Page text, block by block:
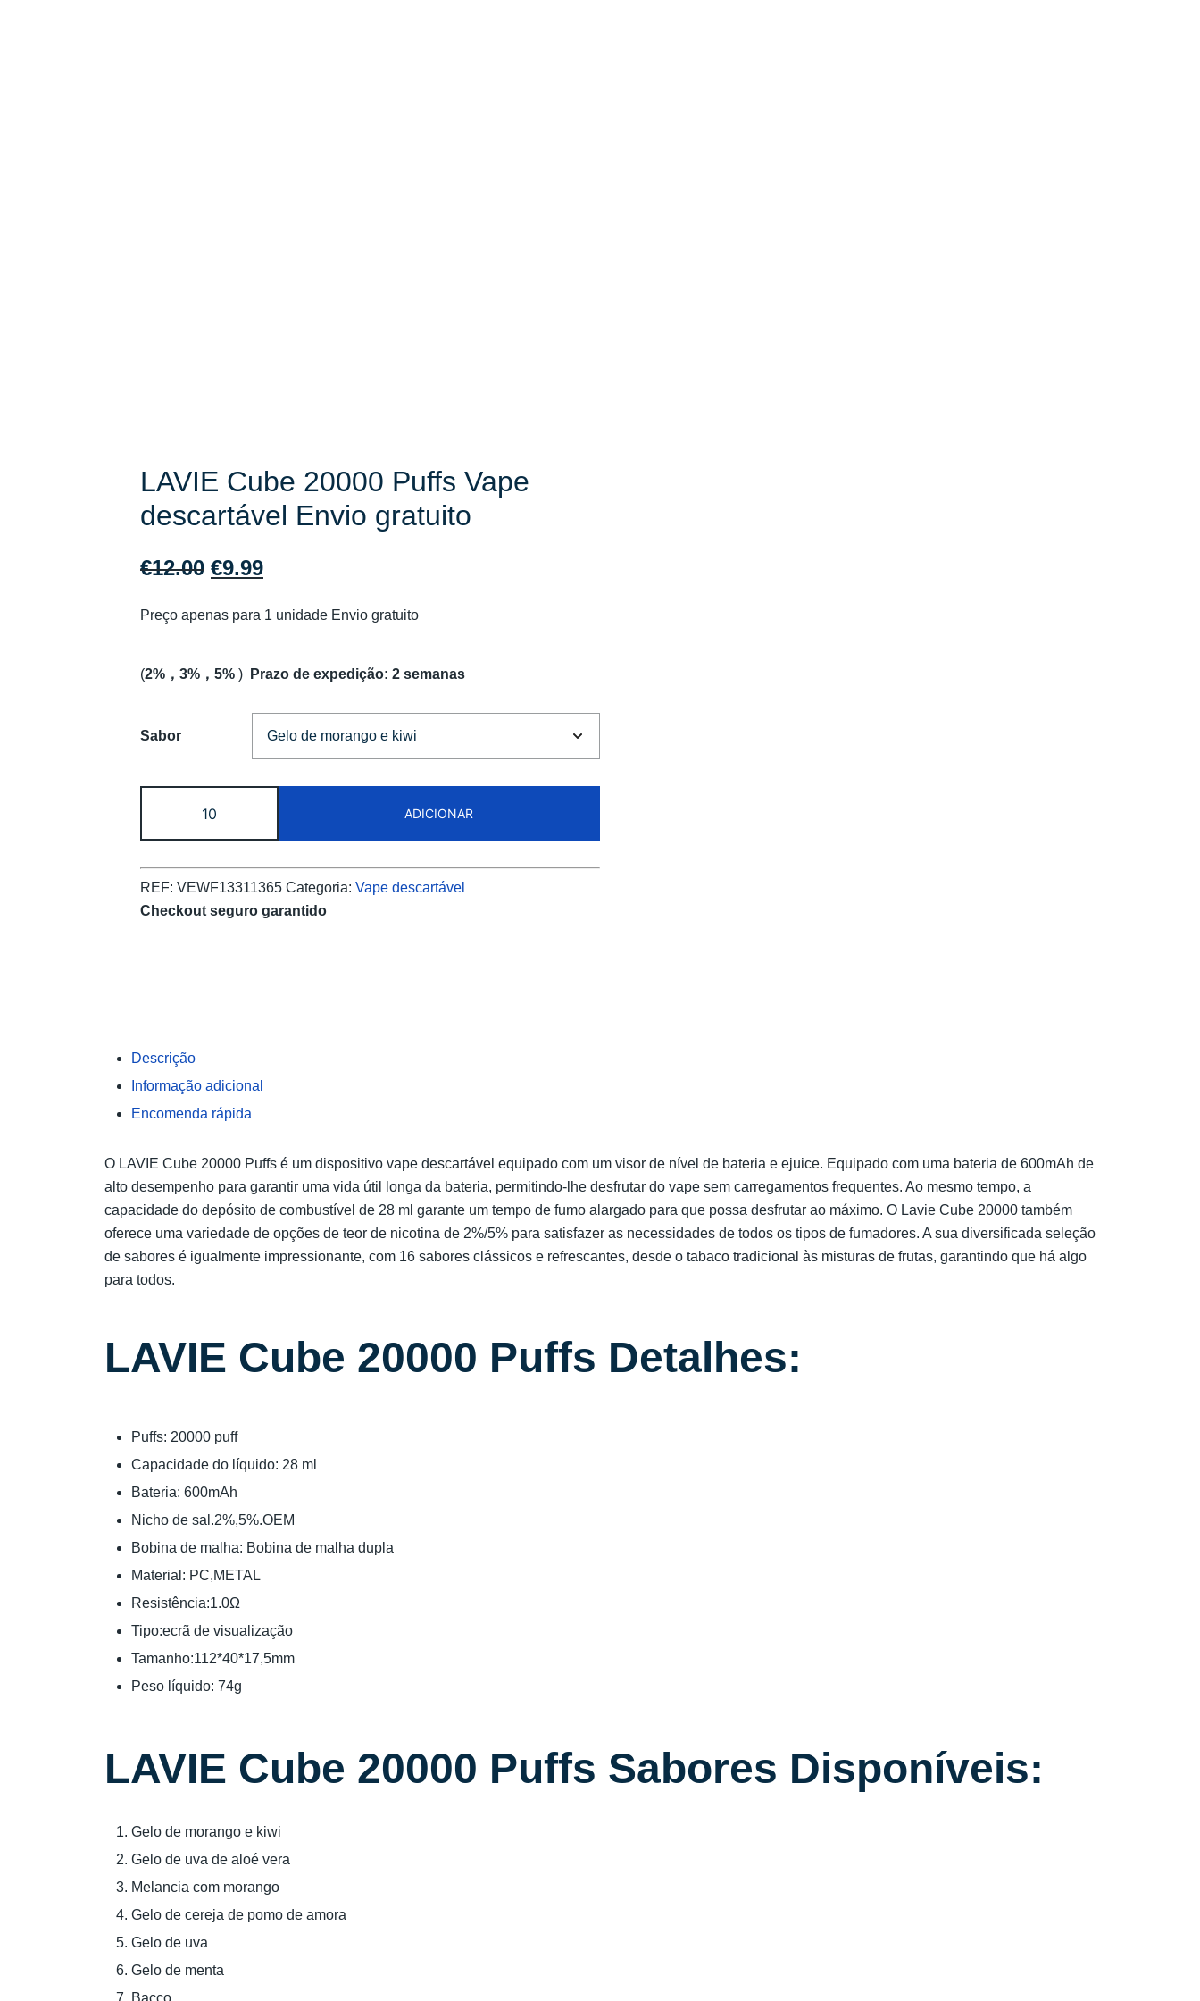
LAVIE Cube 20000 Puffs Vape
descartável Envio gratuito
€12.00 O
era:
€12.00.
€9.99O
é:
€9.99.
Preço apenas para 1 unidade Envio gratuito
(2%，3%，5% ) Prazo de expedição: 2 semanas
Sabor
de
LAVIE
Cube
20000
Puffs
ADICIONAR
REF: VEWF13311365 Categoria: Vape descartável
Checkout seguro garantido
Descrição
Informação adicional
Encomenda rápida
O LAVIE Cube 20000 Puffs é um dispositivo vape descartável equipado com um visor de nível de bateria e ejuice. Equipado com uma bateria de 600mAh de
alto desempenho para garantir uma vida útil longa da bateria, permitindo-lhe desfrutar do vape sem carregamentos frequentes. Ao mesmo tempo, a
capacidade do depósito de combustível de 28 ml garante um tempo de fumo alargado para que possa desfrutar ao máximo. O Lavie Cube 20000 também
oferece uma variedade de opções de teor de nicotina de 2%/5% para satisfazer as necessidades de todos os tipos de fumadores. A sua diversificada seleção
de sabores é igualmente impressionante, com 16 sabores clássicos e refrescantes, desde o tabaco tradicional às misturas de frutas, garantindo que há algo
para todos.
LAVIE Cube 20000 Puffs Detalhes:
Puffs: 20000 puff
Capacidade do líquido: 28 ml
Bateria: 600mAh
Nicho de sal.2%,5%.OEM
Bobina de malha: Bobina de malha dupla
Material: PC,METAL
Resistência:1.0Ω
Tipo:ecrã de visualização
Tamanho:112*40*17,5mm
Peso líquido: 74g
LAVIE Cube 20000 Puffs Sabores Disponíveis:
Gelo de morango e kiwi
Gelo de uva de aloé vera
Melancia com morango
Gelo de cereja de pomo de amora
Gelo de uva
Gelo de menta
Bacco